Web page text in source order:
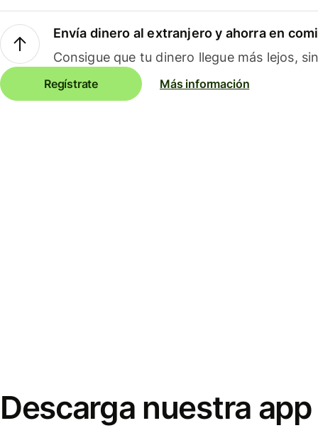
Envía dinero al extranjero y ahorra en
Consigue que tu dinero llegue más lejos,
Regístrate Más información
Descarga nuestra